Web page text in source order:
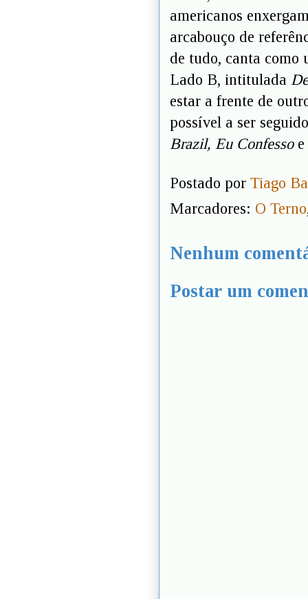
americanos
arcabouço de
de tudo, canta como
Lado B, intitulada
estar a frente de
possível a ser
Brazil, Eu Confessoe
Postado por Tiago
Marcadores: O Terno
Nenhum
Postar um